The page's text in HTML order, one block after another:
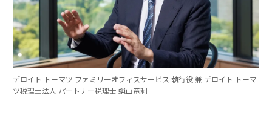
デロイト トーマツ ファミリーオフィスサービス 執行役 兼 デロイト トーマ
ツ税理士法人 パートナー税理士 蝋山竜利